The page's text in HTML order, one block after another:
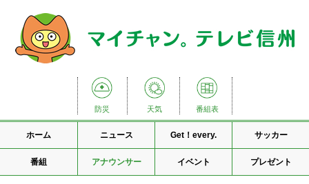
防災 天気 番組表
ホーム ニュース Get！every. サッカー
番組 アナウンサー イベント プレゼント